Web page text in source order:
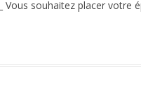
__ Vous souhaitez placer